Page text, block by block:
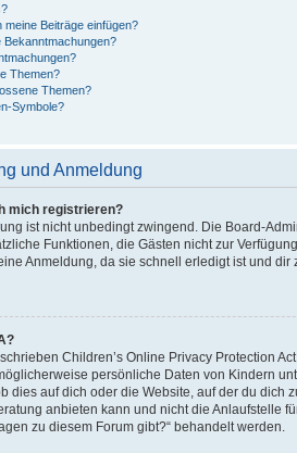
meine Beiträge einfügen?
Bekanntmachungen?
Themen?
Themen?
Symbole?
und Anmeldung
mich registrieren?
ist nicht unbedingt zwingend. Die Board-
Funktionen, die Gästen nicht zur
Anmeldung, da sie schnell erledigt ist und dir
Children’s Online Privacy Protection
persönliche Daten von Kindern
dies auf dich oder die Website, auf der du dich
anbieten kann und nicht die Anlaufstelle
zu diesem Forum gibt?“ behandelt werden.